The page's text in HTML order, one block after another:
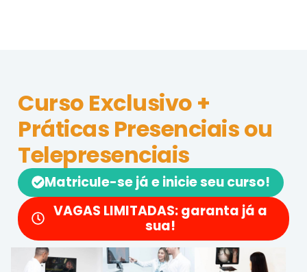
Curso Exclusivo +
Práticas Presenciais ou
Telepresenciais
Matricule-se já e inicie seu curso!
VAGAS LIMITADAS: garanta já a
sua!